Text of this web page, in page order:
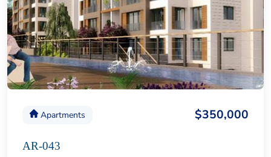
Apartments $350,000
AR-043